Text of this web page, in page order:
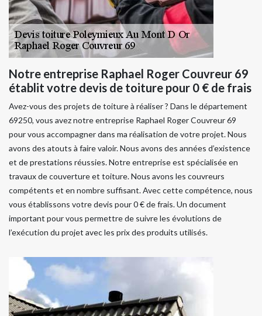
Notre entreprise Raphael Roger Couvreur 69
établit votre devis de toiture pour 0 € de frais
Avez-vous des projets de toiture à réaliser ? Dans le département
69250, vous avez notre entreprise Raphael Roger Couvreur 69
pour vous accompagner dans ma réalisation de votre projet. Nous
avons des atouts à faire valoir. Nous avons des années d’existence
et de prestations réussies. Notre entreprise est spécialisée en
travaux de couverture et toiture. Nous avons les couvreurs
compétents et en nombre suffisant. Avec cette compétence, nous
vous établissons votre devis pour 0 € de frais. Un document
important pour vous permettre de suivre les évolutions de
l’exécution du projet avec les prix des produits utilisés.